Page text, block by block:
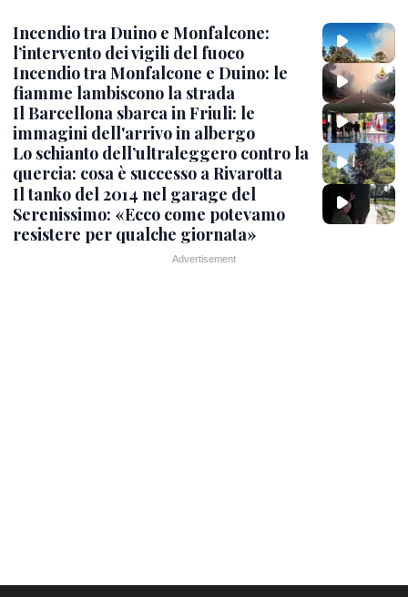
Incendio tra Duino e Monfalcone:
l’intervento dei vigili del fuoco
Incendio tra Monfalcone e Duino: le
fiamme lambiscono la strada
Il Barcellona sbarca in Friuli: le
immagini dell'arrivo in albergo
Lo schianto dell’ultraleggero contro la
quercia: cosa è successo a Rivarotta
Il tanko del 2014 nel garage del
Serenissimo: «Ecco come potevamo
resistere per qualche giornata»